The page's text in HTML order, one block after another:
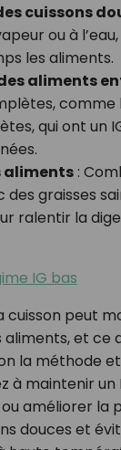
cuissons
ou à
les aliments.
aliments
comme
qui ont un
aliments:
des graisses
ralentir la
IG bas
cuisson peut
aliments, et ce
la méthode
à maintenir
améliorer la
douces et